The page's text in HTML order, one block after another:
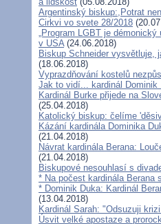
Argentinský biskup:,Potrat
Cirkvi vo svete 28/2018
„Program LGBT je
v USA(24.06.2018)
Biskup Schneider vysvětluje,
(18.06.2018)
Vyprazdňování kostelů
Jak to vidí... kardinál Dominik
Kardinál Burke přijede na
(25.04.2018)
Katolický biskup: čelíme
Kázání kardinála Dominika
(21.04.2018)
Návrat kardinála Berana:
(21.04.2018)
Biskupové nesouhlasí s
* Na počest kardinála
* Dominik Duka: Kardinál
(13.04.2018)
Kardinál Sarah: "Odsuzuji
Úsvit velké apostaze a